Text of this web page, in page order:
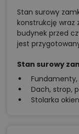
Stan surowy
konstrukcję
budynek przed
jest
Stan surowy
Fundamenty,
Dach, strop,
Stolarka